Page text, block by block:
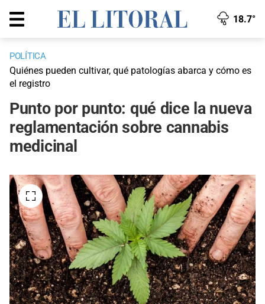
18.7°
POLÍTICA
Quiénes pueden cultivar, qué patologías abarca y cómo es
el registro
Punto por punto: qué dice la nueva
reglamentación sobre cannabis
medicinal